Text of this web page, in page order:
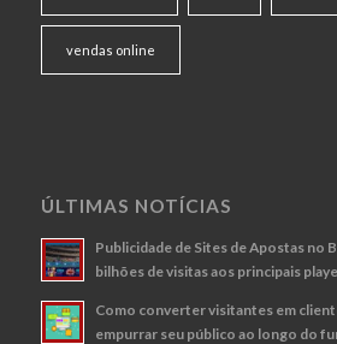
vendas online
ÚLTIMAS NOTÍCIAS
Publicidade de Sites de Apostas no
bilhões de visitas aos principais
Como converter visitantes em
empurrar seu público ao longo do